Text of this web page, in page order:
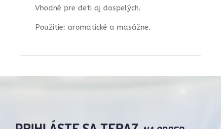
Vhodné pre deti aj dospelých.
Použitie: aromatické a masážne.